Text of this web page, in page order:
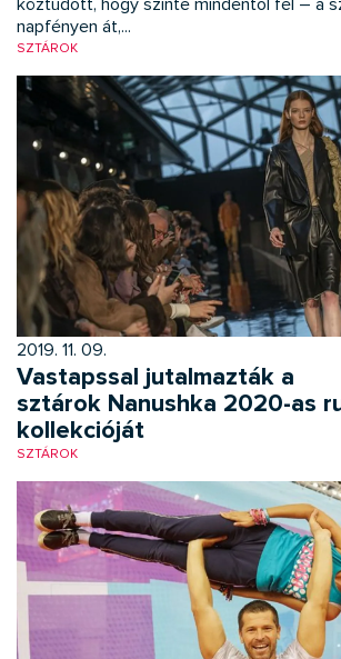
köztudott, hogy szinte mindentől fél – a
napfényen át,...
SZTÁROK
2019. 11. 09.
Vastapssal jutalmazták a
sztárok Nanushka 2020-as
kollekcióját
SZTÁROK